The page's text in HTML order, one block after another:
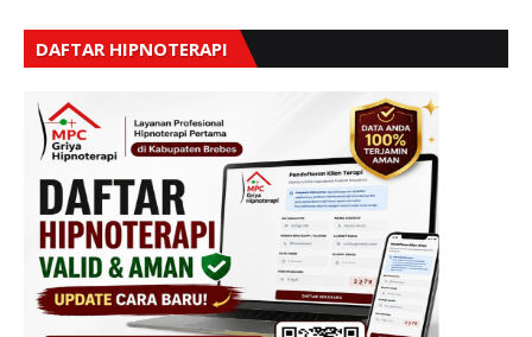
DAFTAR HIPNOTERAPI